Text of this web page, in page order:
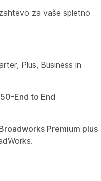
za vaše spletno
Plus, Business in
End to End
Premium plus